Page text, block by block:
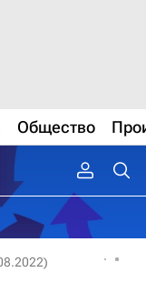
Общество